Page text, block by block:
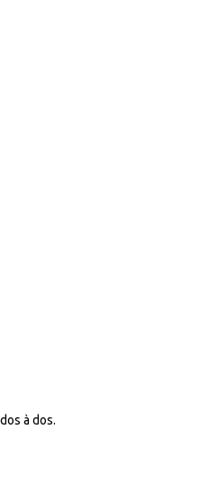
à dos.